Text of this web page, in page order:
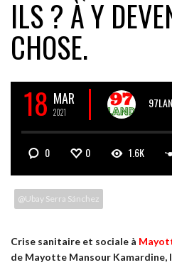
ILS ? À Y
CHOSE.
18 MAR
2021
0 0 1.6K
@Ubay Serra Sánchez
Crise sanitaire et sociale à
de Mayotte Mansour Kamardine,